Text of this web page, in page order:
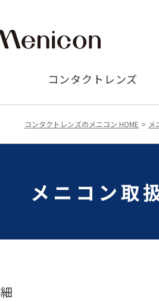
コンタクトレンズ
コンタクトレンズのメニコン HOME メ
メニコン取